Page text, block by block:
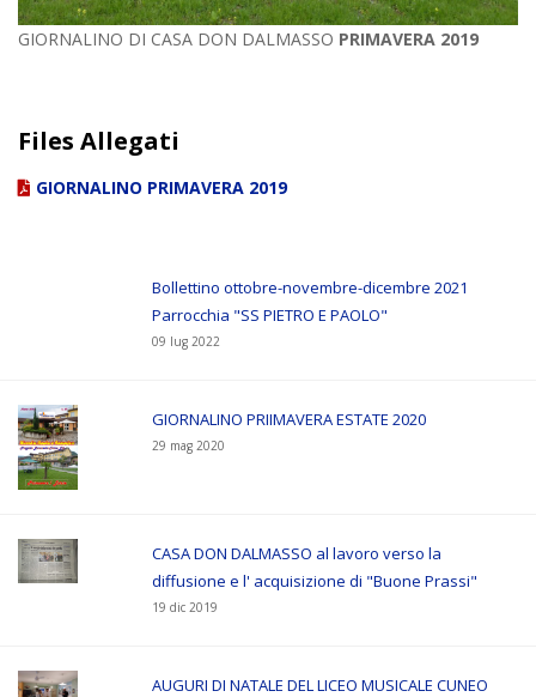
GIORNALINO DI CASA DON DALMASSO PRIMAVERA 2019
Files Allegati
GIORNALINO PRIMAVERA 2019
Bollettino ottobre-novembre-dicembre 2021
Parrocchia "SS PIETRO E PAOLO"
09 lug 2022
GIORNALINO PRIIMAVERA ESTATE 2020
29 mag 2020
CASA DON DALMASSO al lavoro verso la
diffusione e l' acquisizione di "Buone Prassi"
19 dic 2019
AUGURI DI NATALE DEL LICEO MUSICALE CUNEO